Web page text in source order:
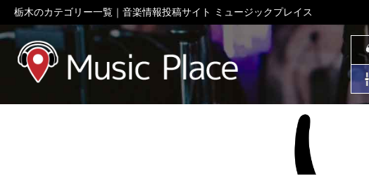
栃木のカテゴリー一覧｜音楽情報投稿サイト ミュージックプレイス
ミュージックプレイス